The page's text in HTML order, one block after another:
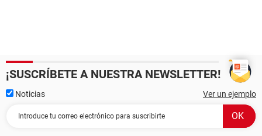
¡SUSCRÍBETE A NUESTRA NEWSLETTER!
Noticias Ver un ejemplo